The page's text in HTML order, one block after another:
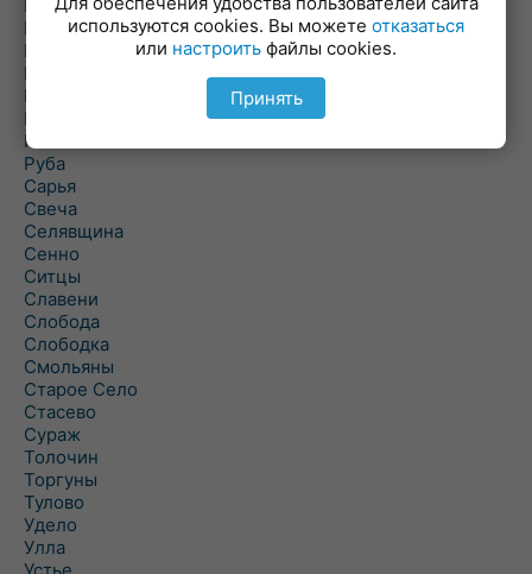
Повятье
Погоща
Подсвилье
Полоцк
Поставы
Прозороки
Россоны
Руба
Сарья
Свеча
Селявщина
Сенно
Ситцы
Славени
Слобода
Слободка
Смольяны
Старое Село
Стасево
Сураж
Толочин
Торгуны
Тулово
Удело
Улла
используются cookies. Вы можете отказаться
или настроить файлы cookies.
Принять